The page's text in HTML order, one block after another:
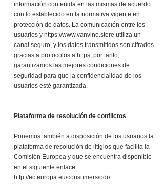
información contenida en las mismas de acuerdo
con lo establecido en la normativa vigente en
protección de datos. La comunicación entre los
usuarios y https://www.vanvino.store utiliza un
canal seguro, y los datos transmitidos son cifrados
gracias a protocolos a https, por tanto,
garantizamos las mejores condiciones de
seguridad para que la confidencialidad de los
usuarios esté garantizada.
Plataforma de resolución de conflictos
Ponemos también a disposición de los usuarios la
plataforma de resolución de litigios que facilita la
Comisión Europea y que se encuentra disponible
en el siguiente enlace:
http://ec.europa.eu/consumers/odr/